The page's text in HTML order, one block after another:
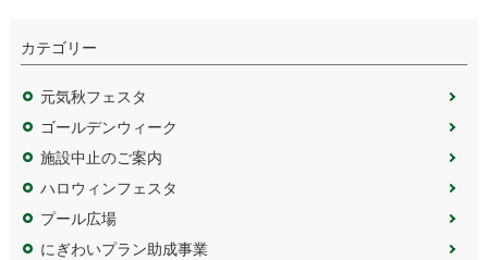
カテゴリー
元気秋フェスタ
ゴールデンウィーク
施設中止のご案内
ハロウィンフェスタ
プール広場
にぎわいプラン助成事業